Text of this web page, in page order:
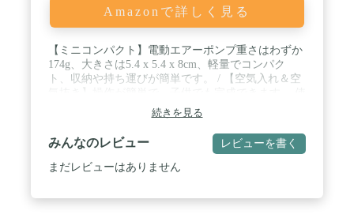
Amazonで詳しく見る
【ミニコンパクト】電動エアーポンプ重さはわずか
174g、大きさは5.4 x 5.4 x 8cm、軽量でコンパク
ト、収納や持ち運びが簡単です。 / 【空気入れ＆空
用するインフレーターにもよりますが、MAX PUMP
PLUSの空気速度は300リットル/分、空気圧は2.2kPa
で、素早く膨らませたり縮めたりすることができま
す。 / 【大容量バッテリー＆USB充電】電動エアー
ポンプは3600mAhポリマーバッテリーを内蔵してお
続きを見る
みんなのレビュー レビューを書く
まだレビューはありません